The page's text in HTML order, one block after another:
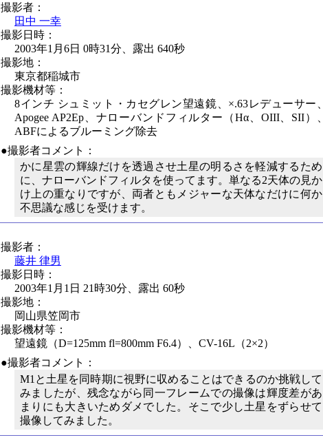
撮影者：
田中 一幸
撮影日時：
2003年1月6日 0時31分、露出 640秒
撮影地：
東京都稲城市
撮影機材等：
8インチ シュミット・カセグレン望遠鏡、×.63レデューサー、
Apogee AP2Ep、ナローバンドフィルター（Hα、OIII、SII）、
ABFによるブルーミング除去
●撮影者コメント：
かに星雲の輝線だけを透過させ土星の明るさを軽減するため
に、ナローバンドフィルタを使ってます。単なる2天体の見か
け上の重なりですが、両者ともメジャーな天体なだけに何か
不思議な感じを受けます。
撮影者：
藤井 律男
撮影日時：
2003年1月1日 21時30分、露出 60秒
撮影地：
岡山県笠岡市
撮影機材等：
望遠鏡（D=125mm fl=800mm F6.4）、CV-16L（2×2）
●撮影者コメント：
M1と土星を同時期に視野に収めることはできるのか挑戦して
みましたが、残念ながら同一フレームでの撮像は輝度差があ
まりにも大きいためダメでした。そこで少し土星をずらせて
撮像してみました。